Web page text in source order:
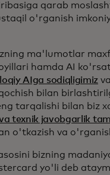
qarab
o'rganish
ma'lumotlar
hamda AI
AIga sodiqligimiz
bilan
tarqalishi bilan biz
texnik javobgarlik
o'tkazish va
bizning
yo'li deb